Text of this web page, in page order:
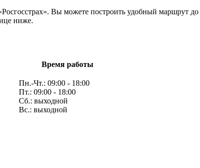
Вы можете построить удобный маршрут
ниже.
Время работы
Пн.-Чт.: 09:00 - 18:00
Пт.: 09:00 - 18:00
Сб.: выходной
Вс.: выходной